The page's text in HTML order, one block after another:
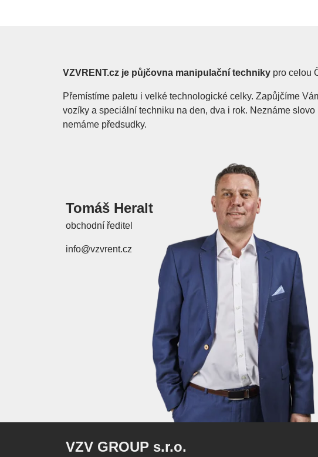
VZVRENT.cz je půjčovna manipulační techniky pro celou
Přemístíme paletu i velké technologické celky. Zapůjčíme
vozíky a speciální techniku na den, dva i rok. Neznáme slovo
nemáme předsudky.
Tomáš Heralt
obchodní ředitel
info@vzvrent.cz
VZV GROUP s.r.o.